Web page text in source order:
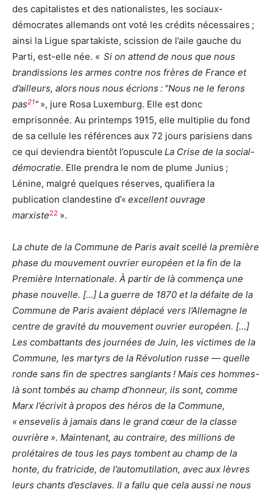
des capitalistes et des nationalistes, les sociaux-
démocrates allemands ont voté les crédits nécessaires ;
ainsi la Ligue spartakiste, scission de l’aile gauche du
Parti, est-elle née. « Si on attend de nous que nous
brandissions les armes contre nos frères de France et
d’ailleurs, alors nous nous écrions : Nous ne le ferons
pas21
», jure Rosa Luxemburg. Elle est donc
emprisonnée. Au printemps 1915, elle multiplie du fond
de sa cellule les références aux 72 jours parisiens dans
ce qui deviendra bientôt l’opuscule La Crise de la social-
démocratie. Elle prendra le nom de plume Junius ;
Lénine, malgré quelques réserves, qualifiera la
publication clandestine d’« excellent ouvrage
marxiste22 ».
La chute de la Commune de Paris avait scellé la première
phase du mouvement ouvrier européen et la fin de la
Première Internationale. À partir de là commença une
phase nouvelle. […] La guerre de 1870 et la défaite de la
Commune de Paris avaient déplacé vers l’Allemagne le
centre de gravité du mouvement ouvrier européen. […]
Les combattants des journées de Juin, les victimes de la
Commune, les martyrs de la Révolution russe — quelle
ronde sans fin de spectres sanglants ! Mais ces hommes-
là sont tombés au champ d’honneur, ils sont, comme
Marx l’écrivit à propos des héros de la Commune,
« ensevelis à jamais dans le grand cœur de la classe
ouvrière ». Maintenant, au contraire, des millions de
prolétaires de tous les pays tombent au champ de la
honte, du fratricide, de l’automutilation, avec aux lèvres
leurs chants d’esclaves. Il a fallu que cela aussi ne nous